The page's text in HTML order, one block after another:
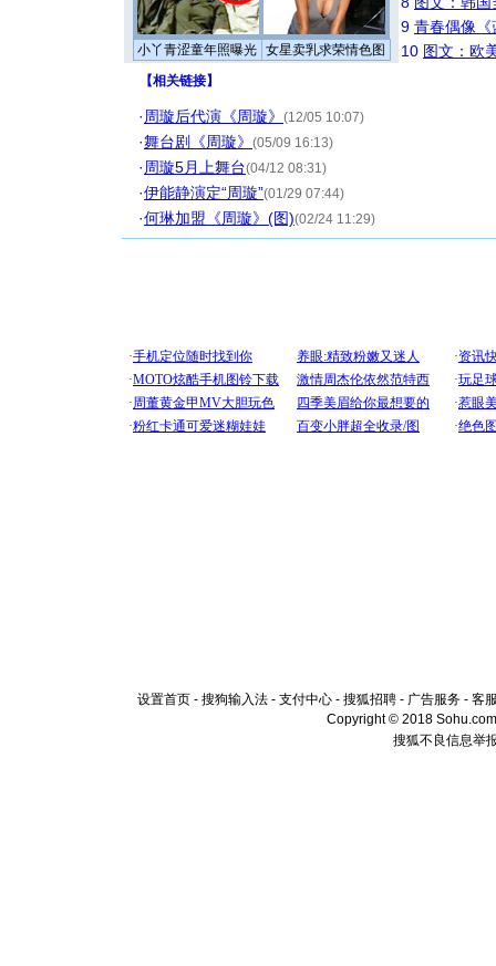
小丫青涩童年照曝光 女星卖乳求荣情色图
9 青春偶像《
10 图文：欧
【相关链接】
· 周璇后代演《周璇》 (12/05 10:07)
·舞台剧《周璇》 (05/09 16:13)
· 周璇5月上舞台(04/12 08:31)
·伊能静演定“周璇”(01/29 07:44)
·何琳加盟《周璇》(图)(02/24 11:29)
设置首页 - 搜狗输入法 - 支付中心 - 搜狐招聘 - 广告服务 - 客
Copyright © 2018
搜狐不良信息举